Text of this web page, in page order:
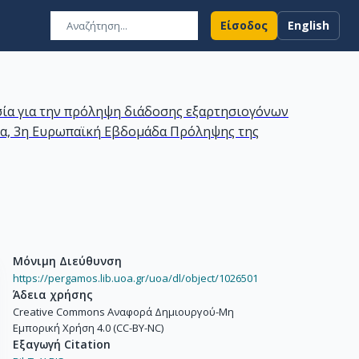
Είσοδος English
για την πρόληψη διάδοσης εξαρτησιογόνων
3η Ευρωπαϊκή Εβδομάδα Πρόληψης της
Μόνιμη Διεύθυνση
https://pergamos.lib.uoa.gr/uoa/dl/object/1026501
Άδεια χρήσης
Creative Commons Αναφορά Δημιουργού-Μη
Εμπορική Χρήση 4.0 (CC-BY-NC)
Εξαγωγή Citation